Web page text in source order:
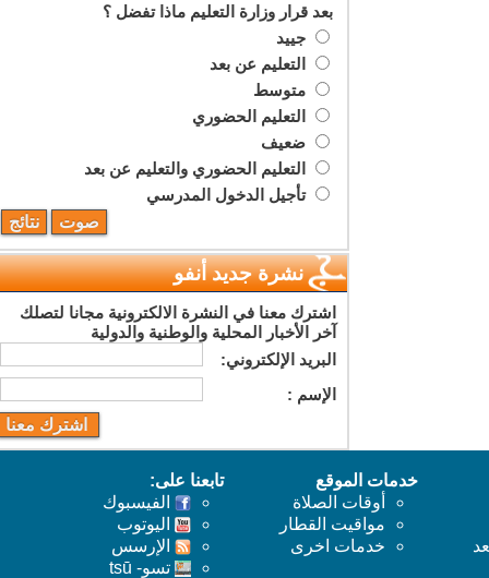
بعد قرار وزارة التعليم ماذا تفضل ؟
جييد
التعليم عن بعد
متوسط
التعليم الحضوري
ضعيف
التعليم الحضوري والتعليم عن بعد
تأجيل الدخول المدرسي
نشرة جديد أنفو
اشترك معنا في النشرة الالكترونية مجانا لتصلك
آخر الأخبار المحلية والوطنية والدولية
البريد اﻹلكتروني:
اﻹسم :
خدمات الموقع
أوقات الصلاة
مواقيت القطار
خدمات اخرى
تابعنا على:
الفيسبوك
اليوتوب
اﻹرسس
تسو- tsū